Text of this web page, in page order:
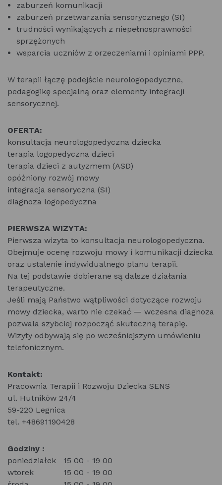
zaburzeń komunikacji
zaburzeń przetwarzania sensorycznego (SI)
trudności wynikających z niepełnosprawności
sprzężonych
wsparcia uczniów z orzeczeniami i opiniami PPP.
W terapii łączę podejście neurologopedyczne,
pedagogikę specjalną oraz elementy integracji
sensorycznej.
OFERTA:
konsultacja neurologopedyczna dziecka
terapia logopedyczna dzieci
terapia dzieci z autyzmem (ASD)
opóźniony rozwój mowy
integracja sensoryczna (SI)
diagnoza logopedyczna
PIERWSZA WIZYTA:
Pierwsza wizyta to konsultacja neurologopedyczna.
Obejmuje ocenę rozwoju mowy i komunikacji dziecka
oraz ustalenie indywidualnego planu terapii.
Na tej podstawie dobierane są dalsze działania
terapeutyczne.
Jeśli mają Państwo wątpliwości dotyczące rozwoju
mowy dziecka, warto nie czekać — wczesna diagnoza
pozwala szybciej rozpocząć skuteczną terapię.
Wizyty odbywają się po wcześniejszym umówieniu
telefonicznym.
Kontakt:
Pracownia Terapii i Rozwoju Dziecka SENS
ul. Hutników 24/4
59-220 Legnica
tel. +48691190428
Godziny :
poniedziałek 15 00 - 19 00
wtorek 15 00 - 19 00